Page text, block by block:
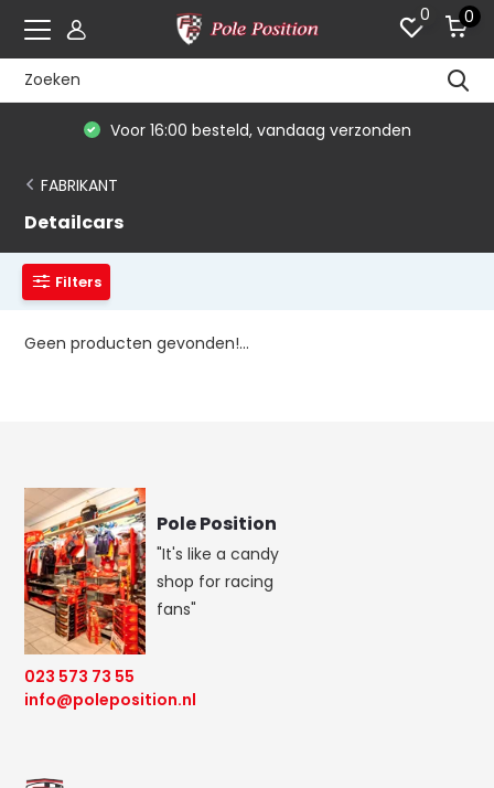
0 0
Voor 16:00 besteld, vandaag verzonden
FABRIKANT
Detailcars
Filters
Geen producten gevonden!...
Pole Position
"It's like a candy
shop for racing
fans"
023 573 73 55
info@poleposition.nl